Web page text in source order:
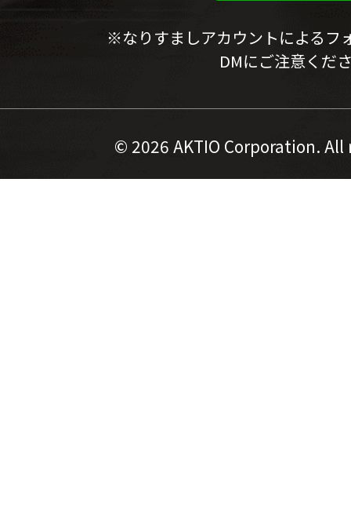
※なりすましアカウントによるフ
DMにご注意くだ
© 2026 AKTIO Corporation.